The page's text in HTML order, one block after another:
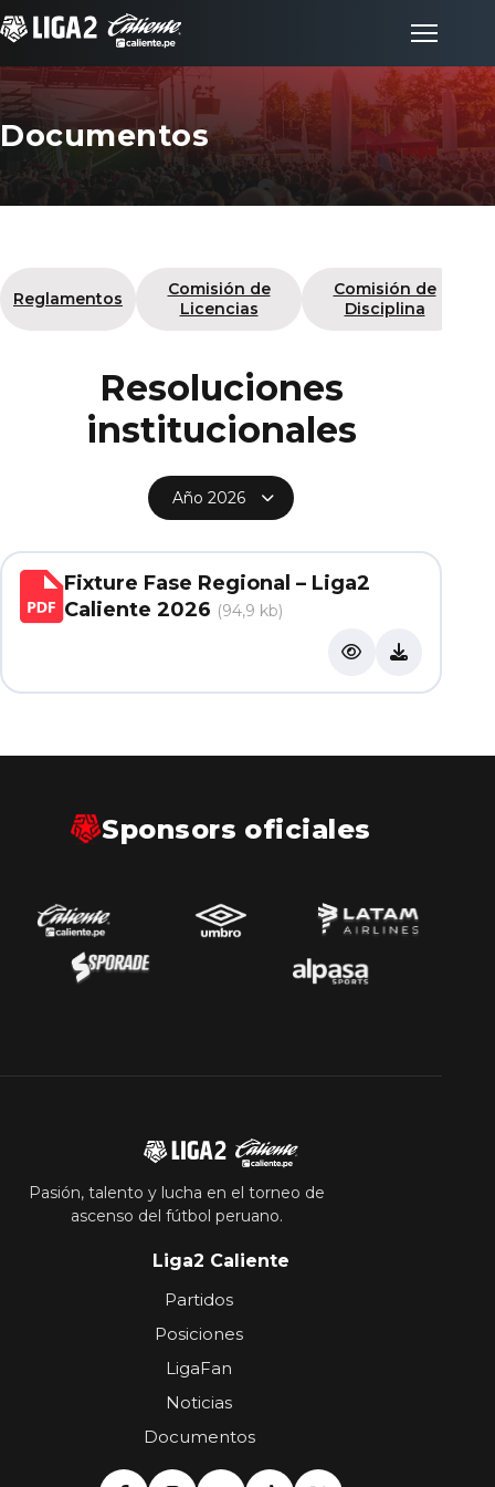
Documentos
Categorías de
Reglamentos
Comisión de
Licencias
Comisión de
Disciplina
Resoluciones
institucionales
Filtrar por año
Fixture Fase Regional – Liga2
Caliente 2026 (94,9 kb)
Sponsors oficiales
Pasión, talento y lucha en el torneo de
ascenso del fútbol peruano.
Liga2 Caliente
Partidos
Posiciones
LigaFan
Noticias
Documentos